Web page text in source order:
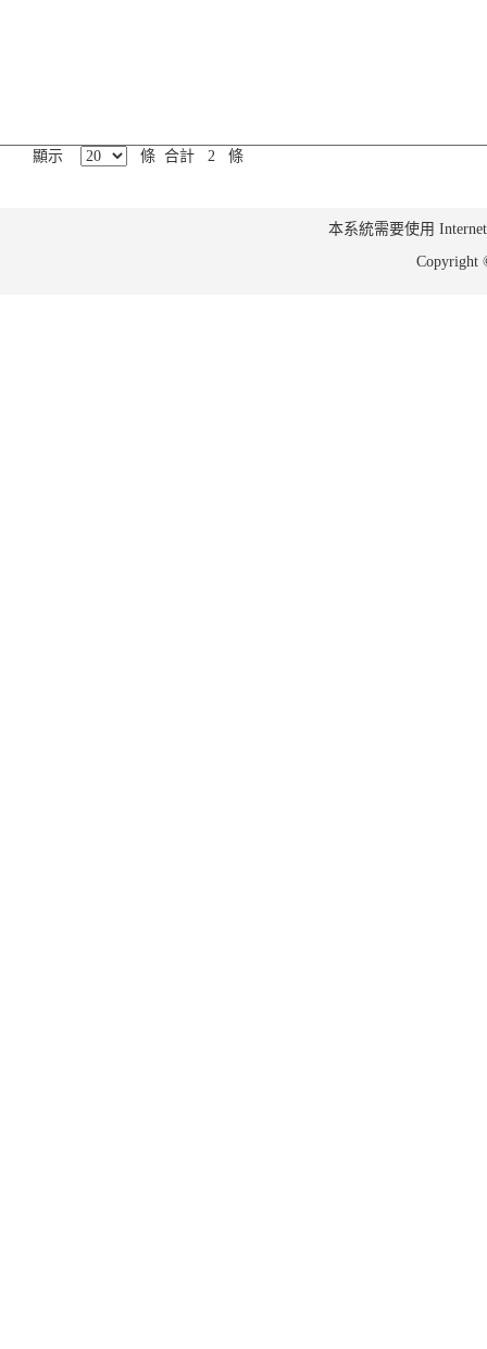
顯示 條 合計 2 條
本系統需要使用
Copyright